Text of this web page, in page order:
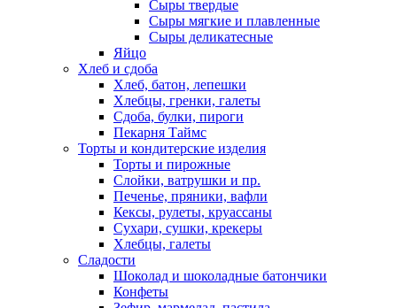
Сыры твердые
Сыры мягкие и плавленные
Сыры деликатесные
Яйцо
Хлеб и сдоба
Хлеб, батон, лепешки
Хлебцы, гренки, галеты
Сдоба, булки, пироги
Пекарня Таймс
Торты и кондитерские изделия
Торты и пирожные
Слойки, ватрушки и пр.
Печенье, пряники, вафли
Кексы, рулеты, круассаны
Сухари, сушки, крекеры
Хлебцы, галеты
Сладости
Шоколад и шоколадные батончики
Конфеты